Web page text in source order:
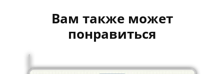
Вам также может
понравиться